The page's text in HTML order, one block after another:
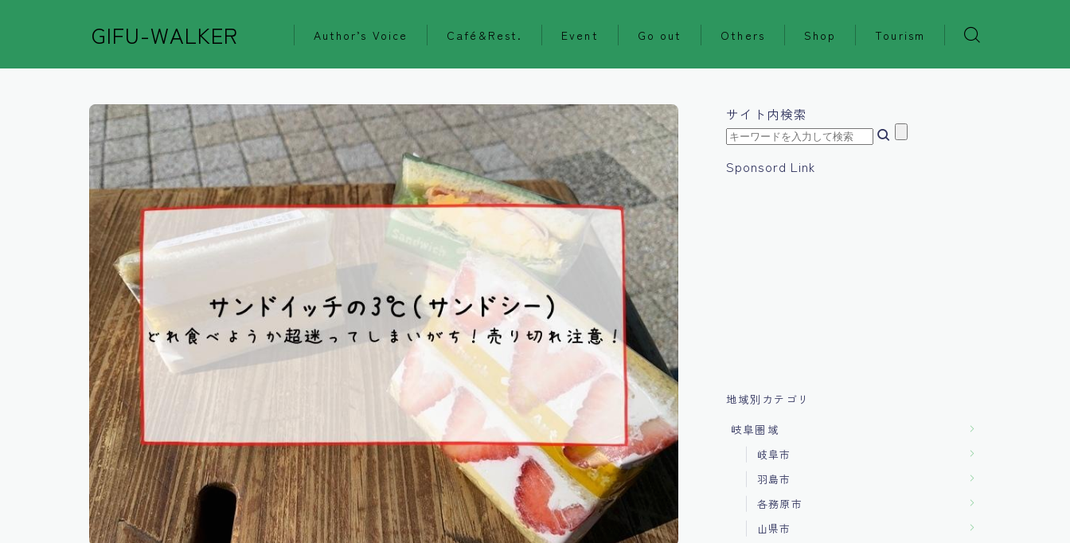
GIFU-WALKER Author’s Voice Café&Rest. Event Go out Others Shop Tourism
サイト内検索
Sponsord Link
地域別カテゴリ
岐阜圏域
岐阜市
羽島市
各務原市
山県市